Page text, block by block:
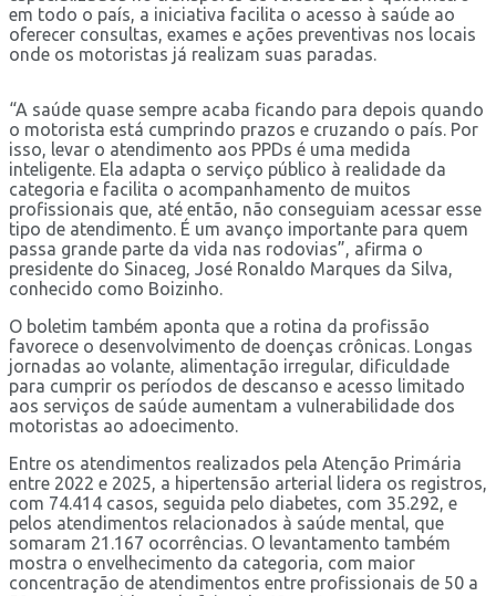
em todo o país, a iniciativa facilita o acesso à saúde ao
oferecer consultas, exames e ações preventivas nos locais
onde os motoristas já realizam suas paradas.
“A saúde quase sempre acaba ficando para depois quando
o motorista está cumprindo prazos e cruzando o país. Por
isso, levar o atendimento aos PPDs é uma medida
inteligente. Ela adapta o serviço público à realidade da
categoria e facilita o acompanhamento de muitos
profissionais que, até então, não conseguiam acessar esse
tipo de atendimento. É um avanço importante para quem
passa grande parte da vida nas rodovias”, afirma o
presidente do Sinaceg, José Ronaldo Marques da Silva,
conhecido como Boizinho.
O boletim também aponta que a rotina da profissão
favorece o desenvolvimento de doenças crônicas. Longas
jornadas ao volante, alimentação irregular, dificuldade
para cumprir os períodos de descanso e acesso limitado
aos serviços de saúde aumentam a vulnerabilidade dos
motoristas ao adoecimento.
Entre os atendimentos realizados pela Atenção Primária
entre 2022 e 2025, a hipertensão arterial lidera os registros,
com 74.414 casos, seguida pelo diabetes, com 35.292, e
pelos atendimentos relacionados à saúde mental, que
somaram 21.167 ocorrências. O levantamento também
mostra o envelhecimento da categoria, com maior
concentração de atendimentos entre profissionais de 50 a